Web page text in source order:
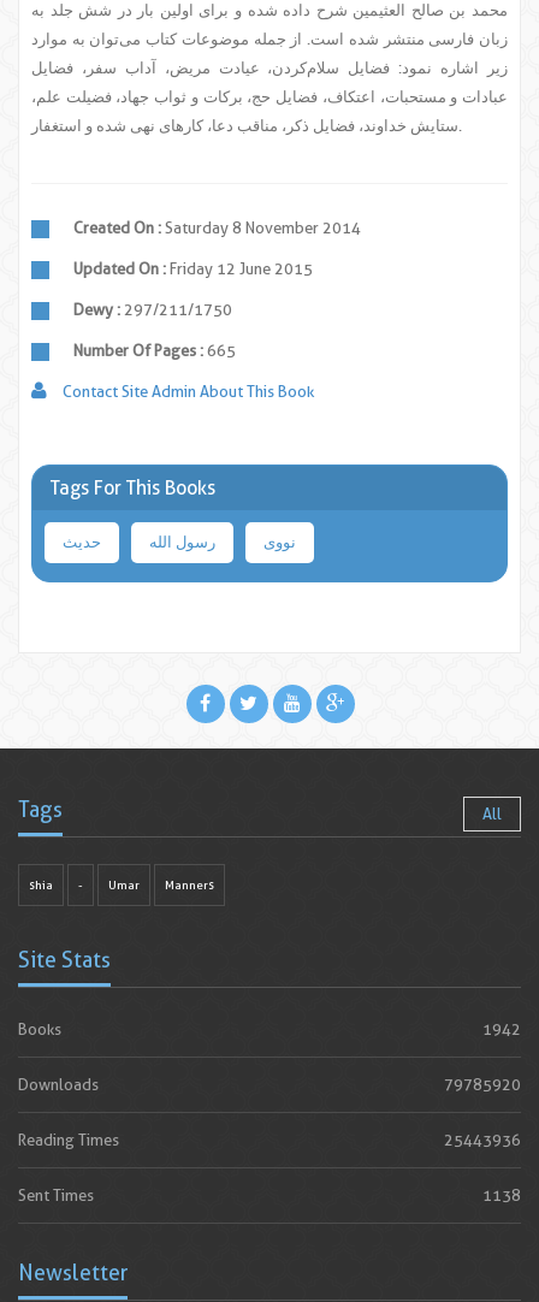
محمد بن صالح العثیمین شرح داده شده و برای اولین بار در شش جلد به
زبان فارسی منتشر شده است. از جمله موضوعات کتاب می‌توان به موارد
زیر اشاره نمود: فضایل سلام‌کردن، عیادت مریض، آداب سفر، فضایل
عبادات و مستحبات، اعتکاف، فضایل حج، برکات و ثواب جهاد، فضیلت علم،
ستایش خداوند، فضایل ذکر، مناقب دعا، کارهای نهی شده و استغفار.
Created On : Saturday 8 November 2014
Updated On : Friday 12 June 2015
Dewy : 297/211/1750
Number Of Pages : 665
Contact Site Admin About This Book
Tags For This Books
حدیث رسول الله نووی
Tags All
shia - Umar Manners
Site Stats
Books 1942
Downloads 79785920
Reading Times 25443936
Sent Times 1138
Newsletter